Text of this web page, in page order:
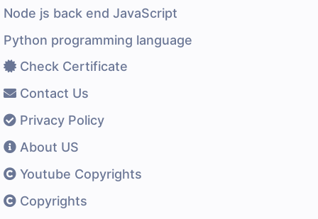
Node js back end JavaScript
Python programming language
Check Certificate
Contact Us
Privacy Policy
About US
Youtube Copyrights
Copyrights